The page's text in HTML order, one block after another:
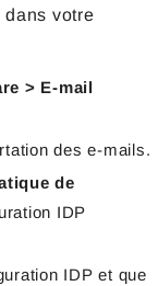
votre
> E-mail
des e-mails.
de
IDP
IDP et que